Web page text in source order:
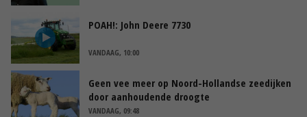
POAH!: John Deere 7730
VANDAAG, 10:00
Geen vee meer op Noord-Hollandse zeedijken
door aanhoudende droogte
VANDAAG, 09:48